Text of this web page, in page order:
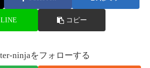
LINE コピー
ninjaをフォローする